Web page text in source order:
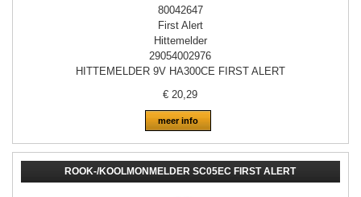
80042647
First Alert
Hittemelder
29054002976
HITTEMELDER 9V HA300CE FIRST ALERT
€20,29
meer info
ROOK-/KOOLMONMELDER SC05EC FIRST ALERT